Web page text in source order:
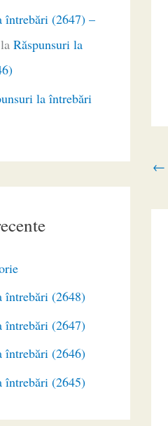
întrebări (2647) –
la Răspunsuri la
la întrebări
întrebări (2648)
întrebări (2647)
întrebări (2646)
întrebări (2645)
←